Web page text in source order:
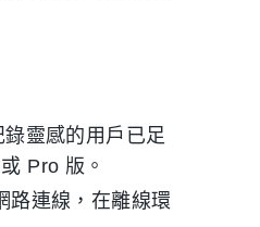
靈感的用戶已足
Pro 版。
路連線，在離線環